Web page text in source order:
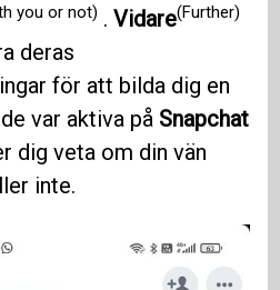
you or not) .Vidare(Further)
deras
för att bilda dig en
var aktiva på Snapchat
dig veta om din vän
inte.